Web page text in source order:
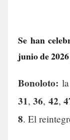
Se han
junio de
Bonoloto:
31,36, 42,
8. El